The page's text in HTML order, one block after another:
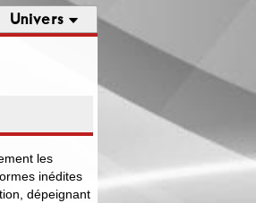
Univers
les
inédites
dépeignant